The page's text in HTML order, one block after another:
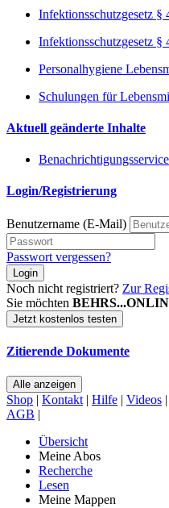
Infektionsschutzgesetz §
Infektionsschutzgesetz §
Personalhygiene
Schulungen für
Aktuell geänderte Inhalte
Benachrichtigungsservice
Login/Registrierung
Benutzername (E-Mail)
Passwort vergessen?
Login
Noch nicht registriert? Zur
Sie möchten
Jetzt kostenlos testen
Zitierende Dokumente
Alle anzeigen
Shop | Kontakt | Hilfe | Videos |
AGB |
Übersicht
Meine Abos
Recherche
Lesen
Meine Mappen